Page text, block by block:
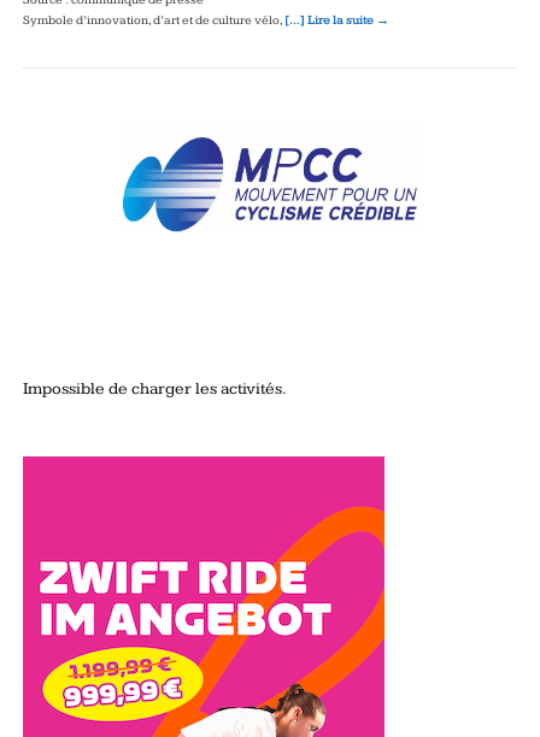
Symbole d’innovation, d’art et de culture vélo, […] Lire la suite →
Impossible de charger les activités.